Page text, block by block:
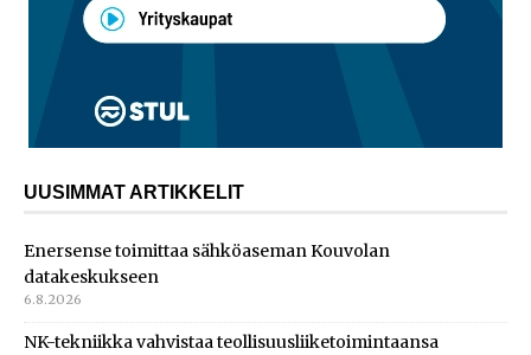
UUSIMMAT ARTIKKELIT
Enersense toimittaa sähköaseman Kouvolan
datakeskukseen
6.8.2026
NK-tekniikka vahvistaa teollisuusliiketoimintaansa